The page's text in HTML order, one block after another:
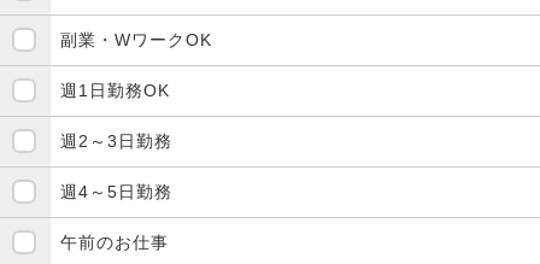
副業・WワークOK
週1日勤務OK
週2～3日勤務
週4～5日勤務
午前のお仕事